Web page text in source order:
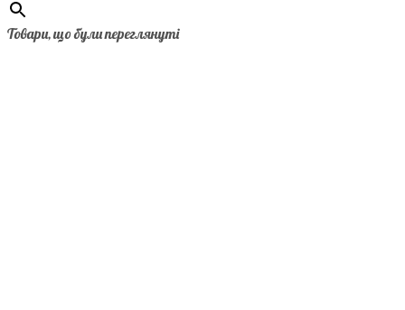
Товари, що були переглянуті